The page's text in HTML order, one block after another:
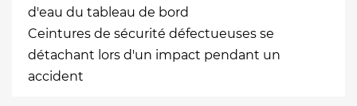
d'eau du tableau de bord
Ceintures de sécurité défectueuses se
détachant lors d'un impact pendant un
accident